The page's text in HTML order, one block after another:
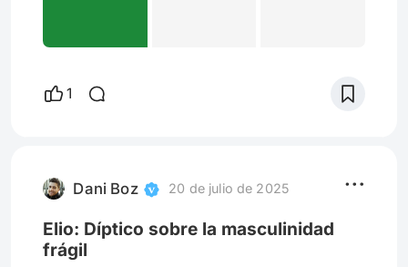
1
Dani Boz 20 de julio de 2025
Elio: Díptico sobre la masculinidad
frágil